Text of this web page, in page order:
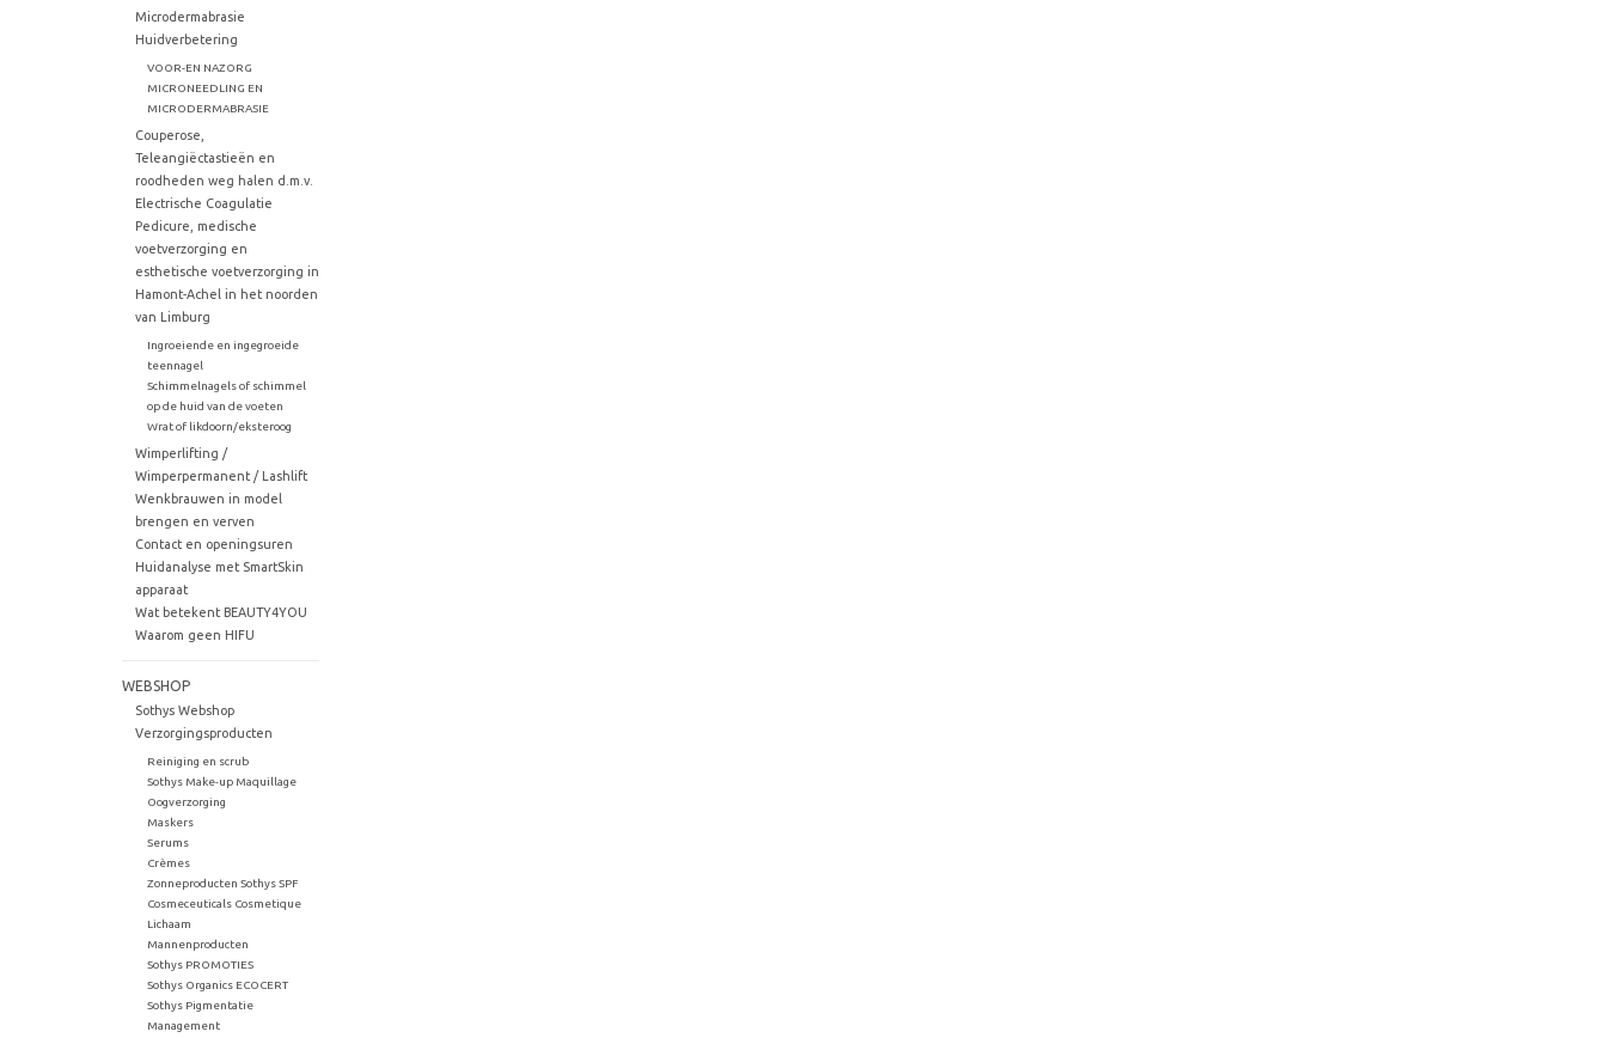
Microdermabrasie
Huidverbetering
VOOR-EN NAZORG
MICRONEEDLING EN
MICRODERMABRASIE
Couperose,
Teleangiëctastieën en
roodheden weg halen d.m.v.
Electrische Coagulatie
Pedicure, medische
voetverzorging en
esthetische voetverzorging in
Hamont-Achel in het noorden
van Limburg
Ingroeiende en ingegroeide
teennagel
Schimmelnagels of schimmel
op de huid van de voeten
Wrat of likdoorn/eksteroog
Wimperlifting /
Wimperpermanent / Lashlift
Wenkbrauwen in model
brengen en verven
Contact en openingsuren
Huidanalyse met SmartSkin
apparaat
Wat betekent BEAUTY4YOU
Waarom geen HIFU
WEBSHOP
Sothys Webshop
Verzorgingsproducten
Reiniging en scrub
Sothys Make-up Maquillage
Oogverzorging
Maskers
Serums
Crèmes
Zonneproducten Sothys SPF
Cosmeceuticals Cosmetique
Lichaam
Mannenproducten
Sothys PROMOTIES
Sothys Organics ECOCERT
Sothys Pigmentatie
Management